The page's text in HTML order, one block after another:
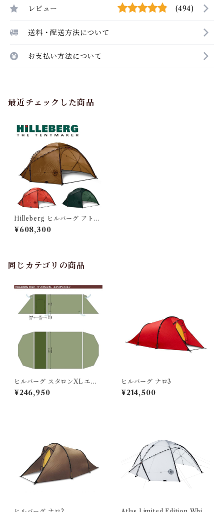
レビュー (494)
送料・配送方法について
お支払い方法について
最近チェックした商品
Hilleberg ヒルバーグ アトラ
ス
¥608,300
同じカテゴリの商品
ヒルバーグ スタロンXL エク
ステンション タクティカ
ル ポールセット
¥246,950
ヒルバーグ ナロ3
¥214,500